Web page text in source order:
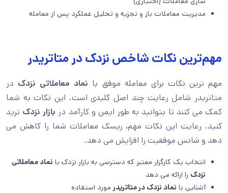
مدیریت معاملات باز و تجزیه و تحلیل عملکرد پس از معامله
مهم‌ترین نکات شاخص نزدک در متاتریدر
مهم ترین نکات برای معامله موفق با نماد معاملاتی نزدک در
متاتریدر شامل رعایت چند اصل کلیدی است. این نکات به شما
کمک می کنند تا بتوانید به طور ایمن و کارآمد در بازار نزدک ترید
کنید. رعایت این نکات مهم، ریسک معاملات شما را کاهش می
دهد و شانس موفقیت را افزایش می دهد.
انتخاب یک کارگزار معتبر که دسترسی به بازار نزدک با نماد معاملاتی
نزدک را ارائه می دهد
آشنایی با نماد نزدک در متاتریدرمورد استفاده